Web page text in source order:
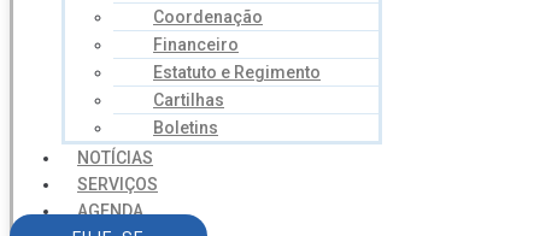
Coordenação
Financeiro
Estatuto e Regimento
Cartilhas
Boletins
NOTÍCIAS
SERVIÇOS
AGENDA